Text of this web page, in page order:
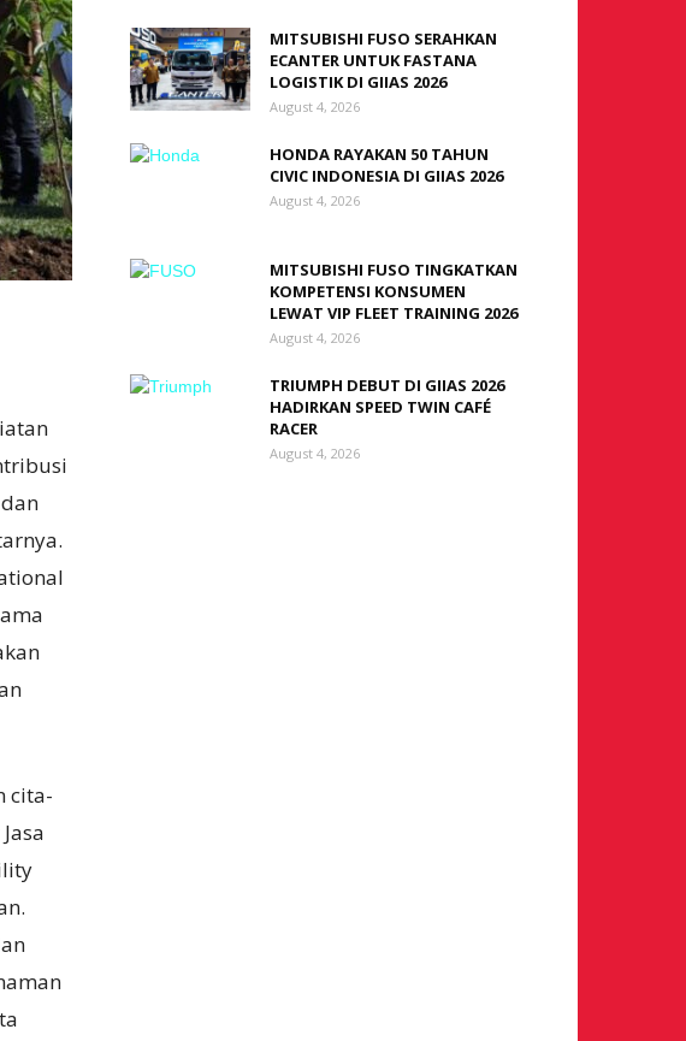
cita-
MITSUBISHI FUSO SERAHKAN
ECANTER UNTUK FASTANA
LOGISTIK DI GIIAS 2026
August 4, 2026
HONDA RAYAKAN 50 TAHUN
CIVIC INDONESIA DI GIIAS 2026
August 4, 2026
MITSUBISHI FUSO TINGKATKAN
KOMPETENSI KONSUMEN
LEWAT VIP FLEET TRAINING 2026
August 4, 2026
TRIUMPH DEBUT DI GIIAS 2026
HADIRKAN SPEED TWIN CAFÉ
RACER
August 4, 2026